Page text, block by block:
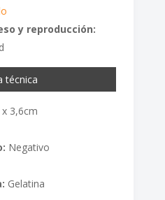
y reproducción:
técnica
3,6cm
Negativo
Gelatina